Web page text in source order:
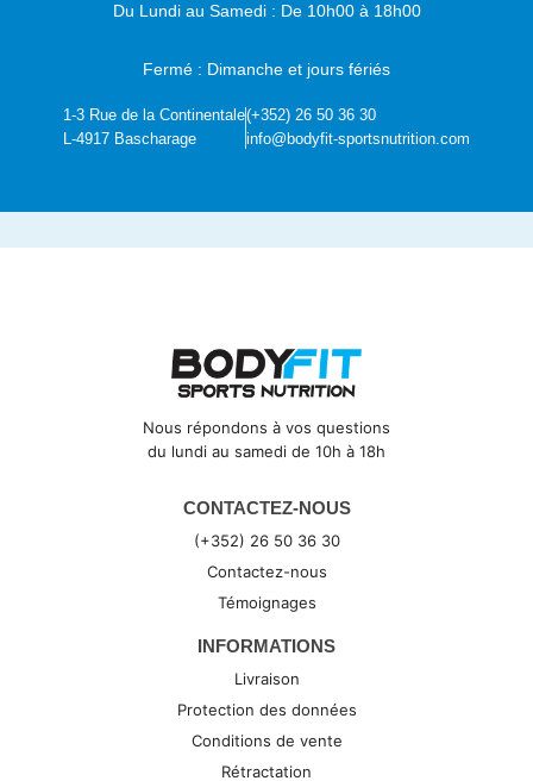
Du Lundi au Samedi : De 10h00 à 18h00
Fermé : Dimanche et jours fériés
1-3 Rue de la Continentale
L-4917 Bascharage
(+352) 26 50 36 30
info@bodyfit-sportsnutrition.com
Nous répondons à vos questions
du lundi au samedi de 10h à 18h
CONTACTEZ-NOUS
(+352) 26 50 36 30
Contactez-nous
Témoignages
INFORMATIONS
Livraison
Protection des données
Conditions de vente
Rétractation